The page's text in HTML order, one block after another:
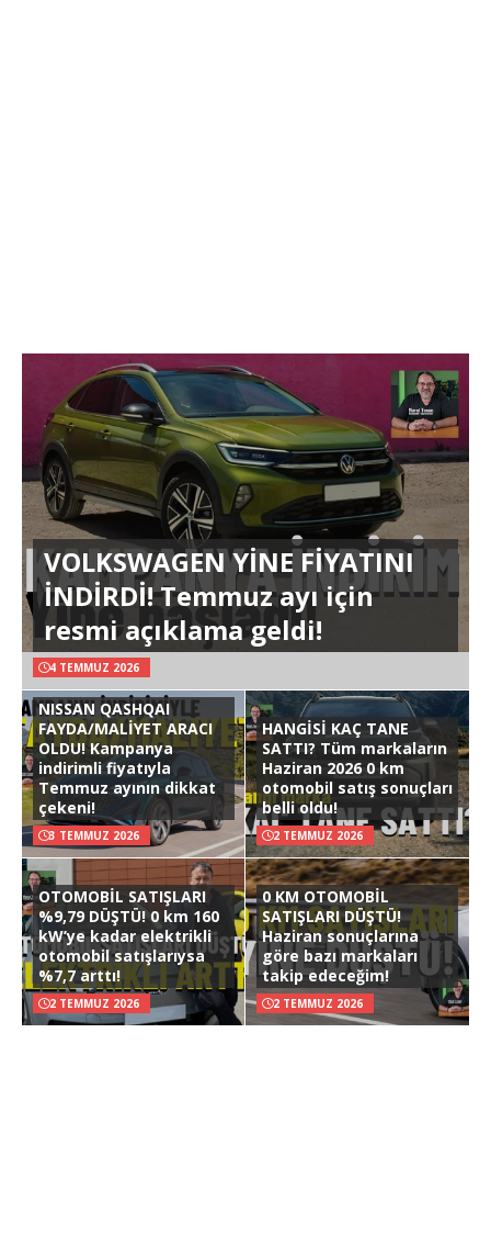
VOLKSWAGEN YİNE FİYATINI
İNDİRDİ! Temmuz ayı için
resmi açıklama geldi!
4 TEMMUZ 2026
NISSAN QASHQAI
FAYDA/MALİYET ARACI
OLDU! Kampanya
indirimli fiyatıyla
Temmuz ayının dikkat
çekeni!
3 TEMMUZ 2026
HANGİSİ KAÇ TANE
SATTI? Tüm markaların
Haziran 2026 0 km
otomobil satış sonuçları
belli oldu!
2 TEMMUZ 2026
OTOMOBİL SATIŞLARI
%9,79 DÜŞTÜ! 0 km 160
kW’ye kadar elektrikli
otomobil satışlarıysa
%7,7 arttı!
2 TEMMUZ 2026
0 KM OTOMOBİL
SATIŞLARI DÜŞTÜ!
Haziran sonuçlarına
göre bazı markaları
takip edeceğim!
2 TEMMUZ 2026